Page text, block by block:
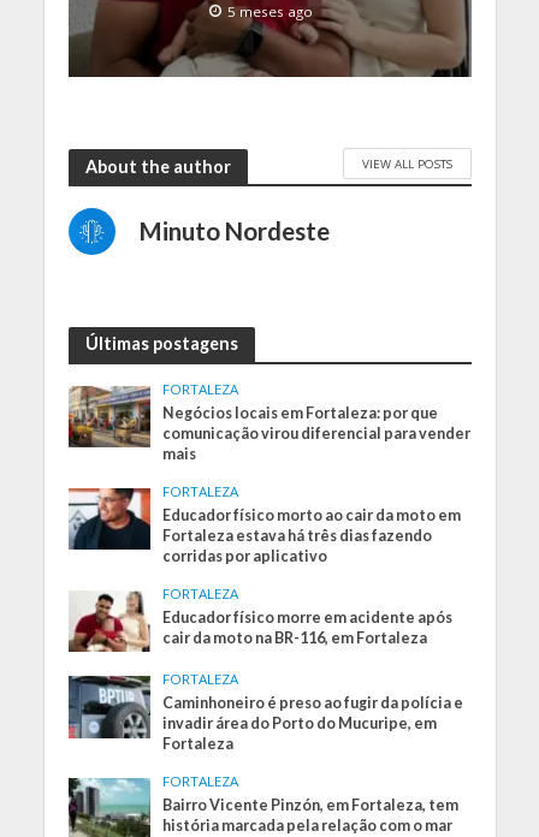
5 meses ago
About the author VIEW ALL POSTS
Minuto Nordeste
Últimas postagens
FORTALEZA
Negócios locais em Fortaleza: por que
comunicação virou diferencial para vender
mais
FORTALEZA
Educador físico morto ao cair da moto em
Fortaleza estava há três dias fazendo
corridas por aplicativo
FORTALEZA
Educador físico morre em acidente após
cair da moto na BR-116, em Fortaleza
FORTALEZA
Caminhoneiro é preso ao fugir da polícia e
invadir área do Porto do Mucuripe, em
Fortaleza
FORTALEZA
Bairro Vicente Pinzón, em Fortaleza, tem
história marcada pela relação com o mar